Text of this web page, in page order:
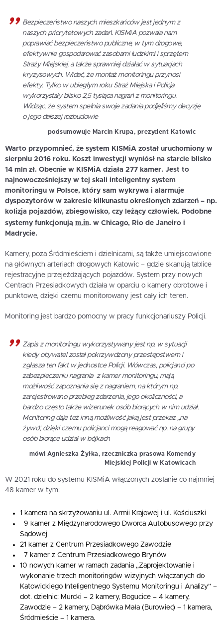
Bezpieczeństwo naszych mieszkańców jest jednym z
naszych priorytetowych zadań. KISMiA pozwala nam
poprawiać bezpieczeństwo publiczne, w tym drogowe,
efektywnie gospodarować zasobami ludzkimi i sprzętem
Straży Miejskiej, a także sprawniej działać w sytuacjach
kryzysowych. Widać, że montaż monitoringu przynosi
efekty. Tylko w ubiegłym roku Straż Miejska i Policja
wykorzystały blisko 2,5 tysiąca nagrań z monitoringu.
Widząc, że system spełnia swoje zadania podjęliśmy decyzję
o jego dalszej rozbudowie
podsumowuje Marcin Krupa, prezydent Katowic
Warto przypomnieć, że system KISMiA został uruchomiony w
sierpniu 2016 roku. Koszt inwestycji wyniósł na starcie blisko
14 mln zł. Obecnie w KISMiA działa 277 kamer. Jest to
najnowocześniejszy w tej skali inteligentny system
monitoringu w Polsce, który sam wykrywa i alarmuje
dyspozytorów w zakresie kilkunastu określonych zdarzeń – np.
kolizja pojazdów, zbiegowisko, czy leżący człowiek. Podobne
systemy funkcjonują m.in. w Chicago, Rio de Janeiro i
Madrycie.
Kamery, poza Śródmieściem i dzielnicami, są także umiejscowione
na głównych arteriach drogowych Katowic – gdzie skanują tablice
rejestracyjne przejeżdżających pojazdów. System przy nowych
Centrach Przesiadkowych działa w oparciu o kamery obrotowe i
punktowe, dzięki czemu monitorowany jest cały ich teren.
Monitoring jest bardzo pomocny w pracy funkcjonariuszy Policji.
Zapis z monitoringu wykorzystywany jest np. w sytuacji
kiedy obywatel został pokrzywdzony przestępstwem i
zgłasza ten fakt w jednostce Policji. Wówczas, policjanci po
zabezpieczeniu nagrania z kamer monitoringu, mają
możliwość zapoznania się z nagraniem, na którym np.
zarejestrowano przebieg zdarzenia, jego okoliczności, a
bardzo często także wizerunek osób biorących w nim udział.
Monitoring daje też inną możliwość jaką jest przekaz „na
żywo”, dzięki czemu policjanci mogą reagować np. na grupy
osób biorące udział w bójkach
mówi Agnieszka Żyłka, rzeczniczka prasowa Komendy
Miejskiej Policji w Katowicach
W 2021 roku do systemu KISMiA włączonych zostanie co najmniej
48 kamer w tym:
1 kamera na skrzyżowaniu ul. Armii Krajowej i ul. Kościuszki
9 kamer z Międzynarodowego Dworca Autobusowego przy
Sądowej
21 kamer z Centrum Przesiadkowego Zawodzie
7 kamer z Centrum Przesiadkowego Brynów
10 nowych kamer w ramach zadania „Zaprojektowanie i
wykonanie trzech monitoringów wizyjnych włączanych do
Katowickiego Inteligentnego Systemu Monitoringu i Analizy” –
dot. dzielnic: Murcki – 2 kamery, Bogucice – 4 kamery,
Zawodzie – 2 kamery, Dąbrówka Mała (Burowiec) – 1 kamera,
Śródmieście – 1 kamera.